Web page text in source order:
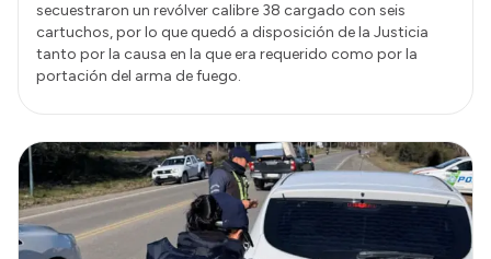
secuestraron un revólver calibre 38 cargado con seis
cartuchos, por lo que quedó a disposición de la Justicia
tanto por la causa en la que era requerido como por la
portación del arma de fuego.